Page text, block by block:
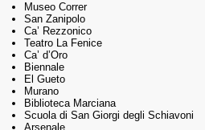
Museo Correr
San Zanipolo
Ca’ Rezzonico
Teatro La Fenice
Ca’ d’Oro
Biennale
El Gueto
Murano
Biblioteca Marciana
Scuola di San Giorgi degli Schiavoni
Arsenale